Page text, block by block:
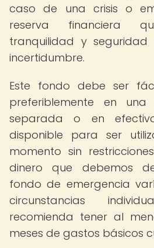
caso de una crisis o
reserva financiera
tranquilidad y
incertidumbre.
Este fondo debe ser
preferiblemente en
separada o en
disponible para ser
momento sin
dinero que debemos
fondo de emergencia
circunstancias
recomienda tener al
meses de gastos básicos